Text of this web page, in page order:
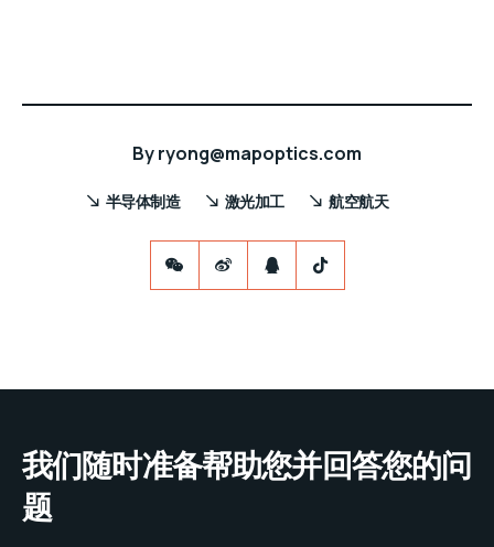
Byryong@mapoptics.com
半导体制造 激光加工 航空航天
我们随时准备帮助您并回答您的问
题